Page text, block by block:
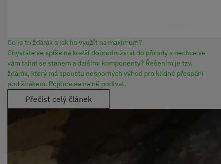
Co je to žďárák a jak ho využít na maximum?
Chystáte se spíše na kratší dobrodružství do přírody a nechce se
vám tahat se stanem a dalšími komponenty? Řešením je tzv.
žďárák, který má spoustu nesporných výhod pro klidné přespání
pod širákem. Pojďme se na ně podívat.
Přečíst celý článek